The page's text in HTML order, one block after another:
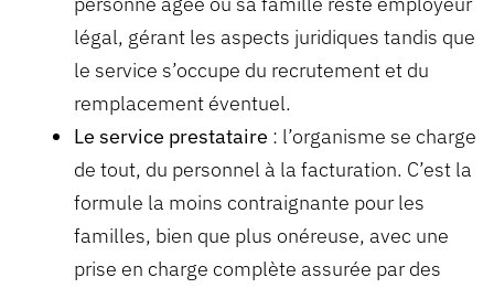
légal, gérant les aspects juridiques tandis que
le service s’occupe du recrutement et du
remplacement éventuel.
Le service prestataire : l’organisme se charge
de tout, du personnel à la facturation. C’est la
formule la moins contraignante pour les
familles, bien que plus onéreuse, avec une
prise en charge complète assurée par des